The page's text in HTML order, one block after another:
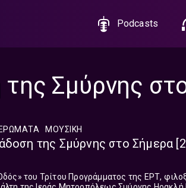
Podcasts
Σμύρνης
ΜΟΥΣΙΚΉ
της Σμύρνης στο Σήμερα
του Τρίτου Προγράμματος της ΕΡΤ,